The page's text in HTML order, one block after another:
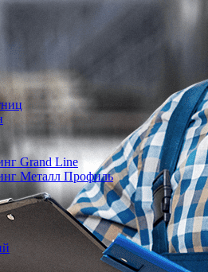
Grand Line
Металл Профиль